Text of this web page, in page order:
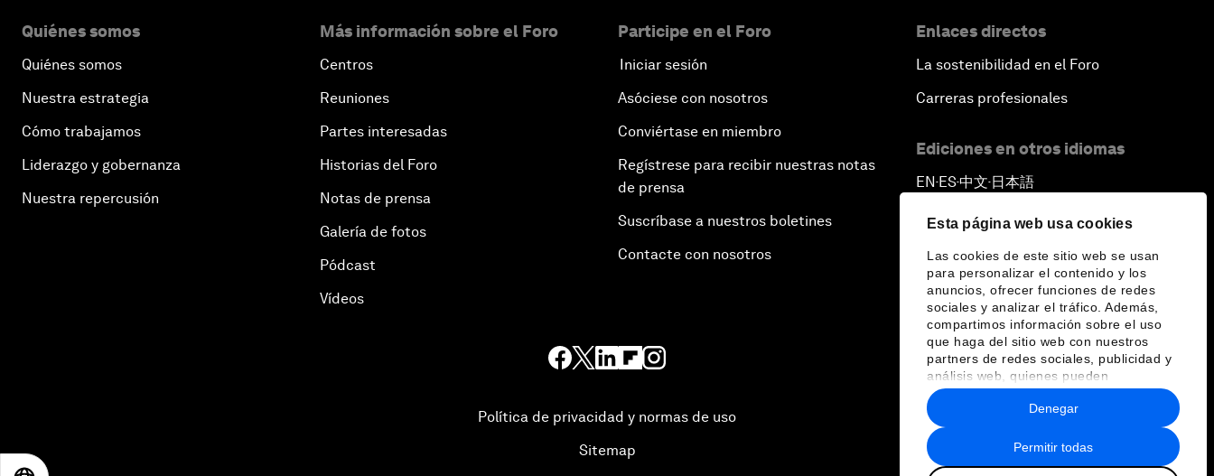
Esta página web usa cookies
Las cookies de este sitio web se usan
para personalizar el contenido y los
anuncios, ofrecer funciones de redes
sociales y analizar el tráfico. Además,
compartimos información sobre el uso
que haga del sitio web con nuestros
partners de redes sociales, publicidad y
análisis web, quienes pueden
combinarla con otra información que les
haya proporcionado o que hayan
recopilado a partir del uso que haya
hecho de sus servicios.
Permitir todas
Denegar
Quiénes somos
Quiénes somos
Nuestra estrategia
Cómo trabajamos
Liderazgo y gobernanza
Nuestra repercusión
Más información sobre el Foro
Centros
Reuniones
Partes interesadas
Historias del Foro
Notas de prensa
Galería de fotos
Pódcast
Vídeos
Participe en el Foro
Iniciar sesión
Asóciese con nosotros
Conviértase en miembro
Regístrese para recibir nuestras notas
de prensa
Suscríbase a nuestros boletines
Contacte con nosotros
Enlaces directos
La sostenibilidad en el Foro
Carreras profesionales
Ediciones en otros idiomas
EN ▪ ES▪中文▪ 日本語
Política de privacidad y normas de uso
Sitemap